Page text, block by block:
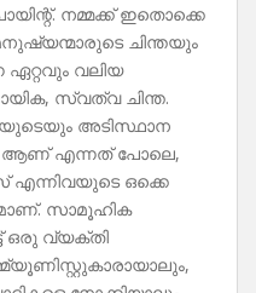
നമ്മക്ക് ഇതൊക്കെ
ചിന്തയും
ഏറ്റവും വലിയ
സ്വത്വ ചിന്ത.
അടിസ്ഥാന
ആണ് എന്നത് പോലെ,
എന്നിവയുടെ ഒക്കെ
സാമൂഹിക
ഒരു വ്യക്തി